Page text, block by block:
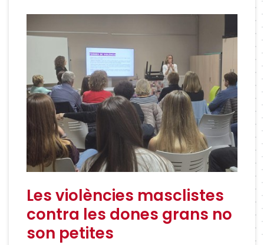
Les violències masclistes
contra les dones grans no
son petites